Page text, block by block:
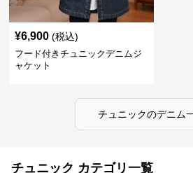
¥6,900 (税込)
フード付きチュニックデニムジ
ャケット
チュニックのデニム
チュニック カテゴリ一覧